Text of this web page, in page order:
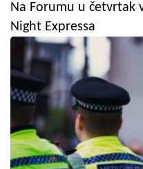
Na Forumu u
Night Expressa